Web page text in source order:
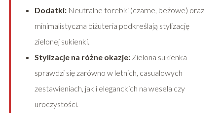
Dodatki:Neutralne torebki (czarne, beżowe) oraz
minimalistyczna biżuteria podkreślają stylizację
zielonej sukienki.
Stylizacje na różne okazje:Zielona sukienka
sprawdzi się zarówno w letnich, casualowych
zestawieniach, jak i eleganckich na wesela czy
uroczystości.